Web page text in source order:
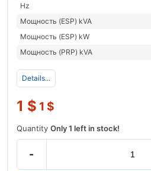
Hz
Мощность (ESP) kVA
Мощность (ESP) kW
Мощность (PRP) kVA
Details...
1 $ 1 $
Quantity Only 1 left in stock!
-